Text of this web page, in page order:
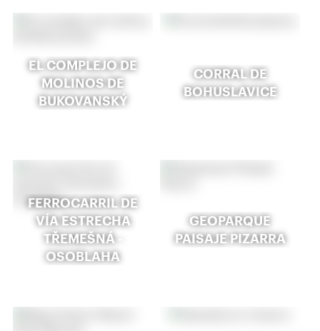
EL COMPLEJO DE
MOLINOS DE
BUKOVANSKÝ
CORRAL DE
BOHUSLAVICE
FERROCARRIL DE
VÍA ESTRECHA
TŘEMEŠNÁ -
OSOBLAHA
GEOPARQUE
PAISAJE PIZARRA